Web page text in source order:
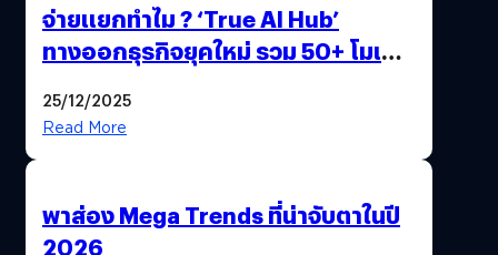
จ่ายแยกทำไม ? ‘True AI Hub’
ทางออกธุรกิจยุคใหม่ รวม 50+ โมเดล
25/12/2025
Read More
พาส่อง Mega Trends ที่น่าจับตาในปี
2026